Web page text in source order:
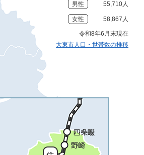
男性 55,710人
女性 58,867人
令和8年6月末現在
大東市人口・世帯数の推移